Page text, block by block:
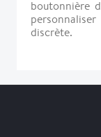
boutonnière
discrète.